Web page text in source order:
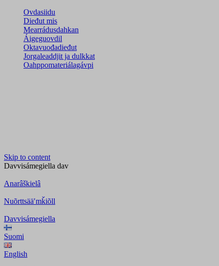
Ovdasiidu
Dieđut mis
Mearrádusdahkan
Áigeguovdil
Oktavuođadieđut
Jorgaleaddjit ja dulkkat
Oahppomateriálagávpi
Skip to content
Davvisámegiella dav
Anarâškielâ
Nuõrttsääʹmǩiõll
Davvisámegiella
Suomi
English